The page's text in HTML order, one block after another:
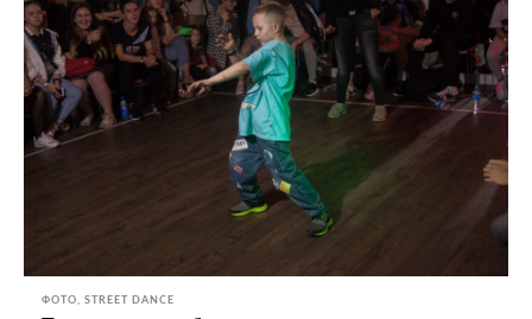
ФОТО STREET DANCE